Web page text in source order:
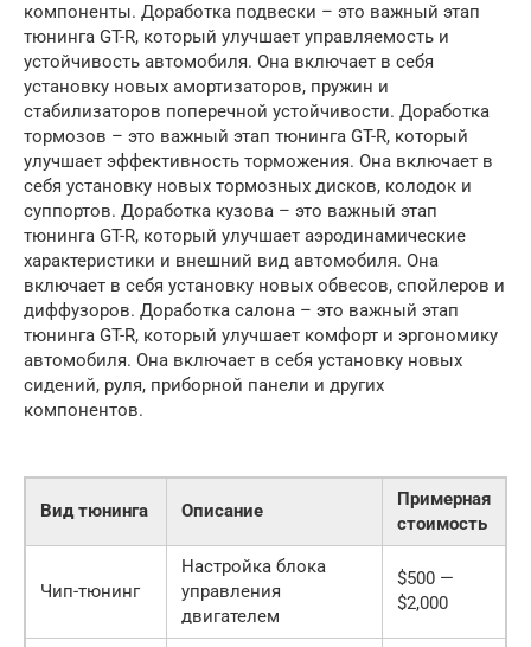
компоненты. Доработка подвески – это важный этап
тюнинга GT-R, который улучшает управляемость и
устойчивость автомобиля. Она включает в себя
установку новых амортизаторов, пружин и
стабилизаторов поперечной устойчивости. Доработка
тормозов – это важный этап тюнинга GT-R, который
улучшает эффективность торможения. Она включает в
себя установку новых тормозных дисков, колодок и
суппортов. Доработка кузова – это важный этап
тюнинга GT-R, который улучшает аэродинамические
характеристики и внешний вид автомобиля. Она
включает в себя установку новых обвесов, спойлеров и
диффузоров. Доработка салона – это важный этап
тюнинга GT-R, который улучшает комфорт и эргономику
автомобиля. Она включает в себя установку новых
сидений, руля, приборной панели и других
компонентов.
Вид тюнинга Описание
Примерная
стоимость
Чип-тюнинг
Настройка блока
управления
двигателем
$500 —
$2,000